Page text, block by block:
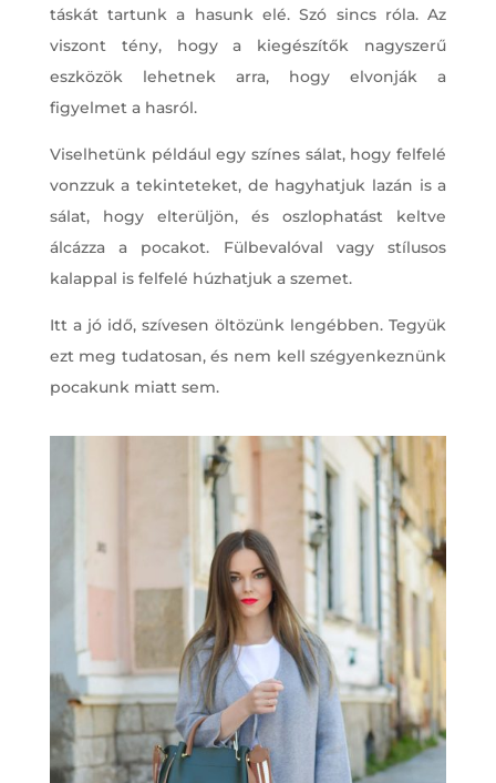
táskát tartunk a hasunk elé. Szó sincs róla. Az
viszont tény, hogy a kiegészítők nagyszerű
eszközök lehetnek arra, hogy elvonják a
figyelmet a hasról.
Viselhetünk például egy színes sálat, hogy felfelé
vonzzuk a tekinteteket, de hagyhatjuk lazán is a
sálat, hogy elterüljön, és oszlophatást keltve
álcázza a pocakot. Fülbevalóval vagy stílusos
kalappal is felfelé húzhatjuk a szemet.
Itt a jó idő, szívesen öltözünk lengébben. Tegyük
ezt meg tudatosan, és nem kell szégyenkeznünk
pocakunk miatt sem.